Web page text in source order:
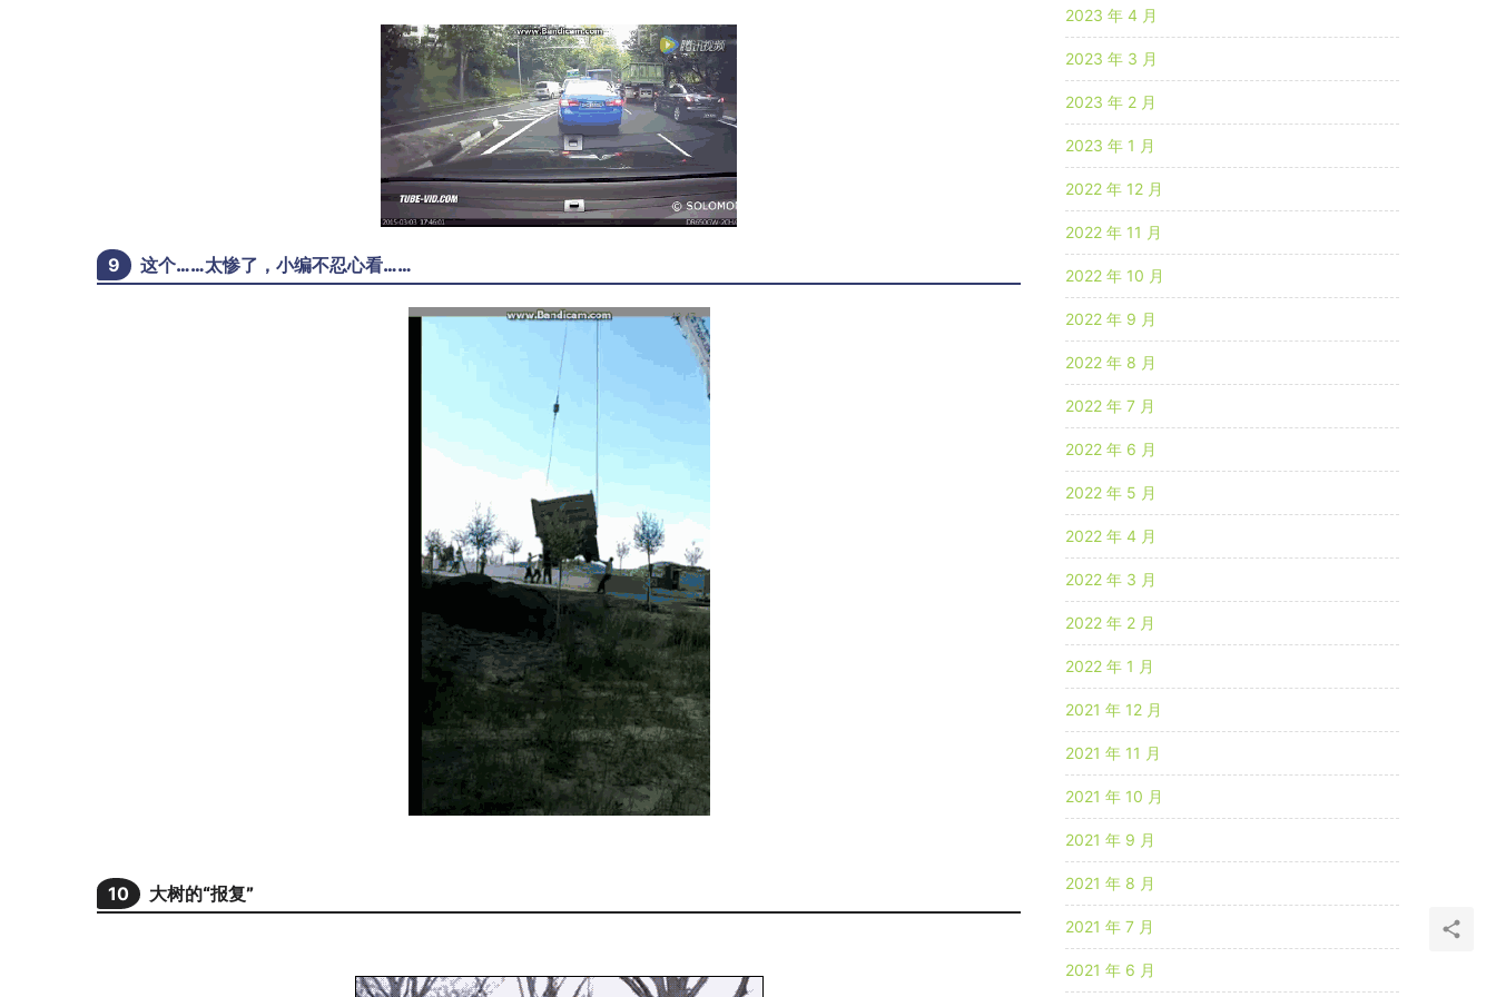
9 这个……太惨了，小编不忍心看……
10 大树的“报复”
2023 年 4 月
2023 年 3 月
2023 年 2 月
2023 年 1 月
2022 年 12 月
2022 年 11 月
2022 年 10 月
2022 年 9 月
2022 年 8 月
2022 年 7 月
2022 年 6 月
2022 年 5 月
2022 年 4 月
2022 年 3 月
2022 年 2 月
2022 年 1 月
2021 年 12 月
2021 年 11 月
2021 年 10 月
2021 年 9 月
2021 年 8 月
2021 年 7 月
2021 年 6 月